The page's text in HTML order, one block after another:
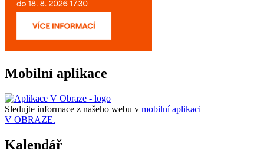
Mobilní aplikace
Sledujte informace z našeho webu v mobilní aplikaci –
V OBRAZE.
Kalendář